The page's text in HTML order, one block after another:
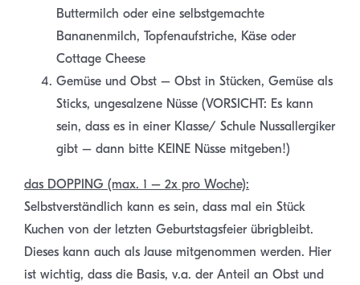
Buttermilch oder eine selbstgemachte
Bananenmilch, Topfenaufstriche, Käse oder
Cottage Cheese
Gemüse und Obst – Obst in Stücken, Gemüse als
Sticks, ungesalzene Nüsse (VORSICHT: Es kann
sein, dass es in einer Klasse/ Schule Nussallergiker
gibt – dann bitte KEINE Nüsse mitgeben!)
das DOPPING (max. 1 – 2x pro Woche):
Selbstverständlich kann es sein, dass mal ein Stück
Kuchen von der letzten Geburtstagsfeier übrigbleibt.
Dieses kann auch als Jause mitgenommen werden. Hier
ist wichtig, dass die Basis, v.a. der Anteil an Obst und